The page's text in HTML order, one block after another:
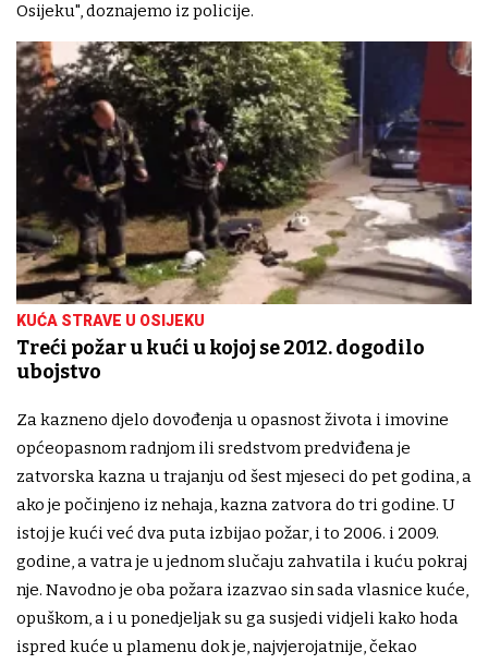
Osijeku", doznajemo iz policije.
KUĆA STRAVE U OSIJEKU
Treći požar u kući u kojoj se 2012. dogodilo
ubojstvo
Za kazneno djelo dovođenja u opasnost života i imovine
općeopasnom radnjom ili sredstvom predviđena je
zatvorska kazna u trajanju od šest mjeseci do pet godina, a
ako je počinjeno iz nehaja, kazna zatvora do tri godine. U
istoj je kući već dva puta izbijao požar, i to 2006. i 2009.
godine, a vatra je u jednom slučaju zahvatila i kuću pokraj
nje. Navodno je oba požara izazvao sin sada vlasnice kuće,
opuškom, a i u ponedjeljak su ga susjedi vidjeli kako hoda
ispred kuće u plamenu dok je, najvjerojatnije, čekao